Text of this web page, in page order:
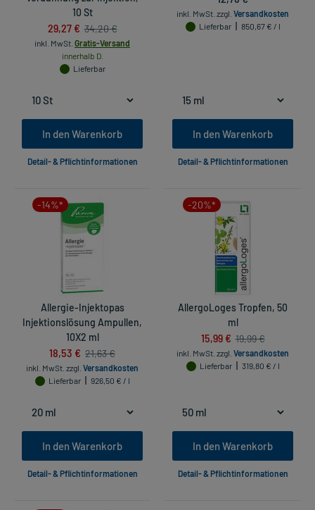
10 St
29,27 € 34,20 €
inkl. MwSt. Gratis-Versand
innerhalb D.
Lieferbar
In den Warenkorb
Detail- & Pflichtinformationen
inkl. MwSt. zzgl. Versandkosten
Lieferbar
850,67 € / l
In den Warenkorb
Detail- & Pflichtinformationen
-14%*
Allergie-Injektopas
Injektionslösung Ampullen,
10X2 ml
18,53 € 21,63 €
inkl. MwSt. zzgl. Versandkosten
Lieferbar
926,50 € / l
In den Warenkorb
Detail- & Pflichtinformationen
-20%*
AllergoLoges Tropfen, 50
ml
15,99 € 19,99 €
inkl. MwSt. zzgl. Versandkosten
Lieferbar
319,80 € / l
In den Warenkorb
Detail- & Pflichtinformationen